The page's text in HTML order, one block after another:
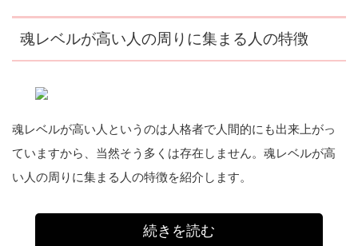
魂レベルが高い人の周りに集まる人の特徴
魂レベルが高い人というのは人格者で人間的にも出来上がっ
ていますから、当然そう多くは存在しません。魂レベルが高
い人の周りに集まる人の特徴を紹介します。
続きを読む